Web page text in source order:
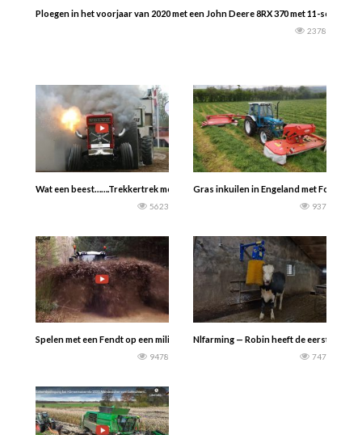
Ploegen in het voorjaar van 2020 met een John Deere 8RX 370 met 11-schaar
2378
Wat een beest…….Trekkertrek met de Volvo BM 810 met een V12 motor. ‘Red
5623
Gras inkuilen in Engeland met Ford
937
Spelen met een Fendt op een militair oefenterrein in Duitsland. — Fendt TV
9478
Nlfarming — Robin heeft de eerste
747